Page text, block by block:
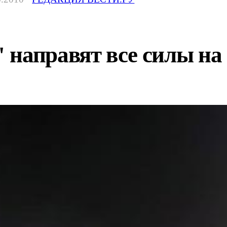
все силы на